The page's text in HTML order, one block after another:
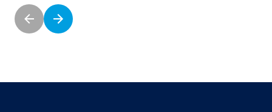
Pagination
Page précédente
Page suivante